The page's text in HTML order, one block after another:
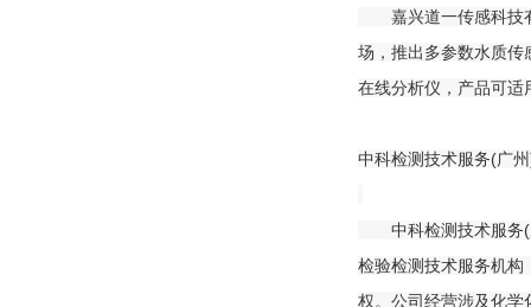
嘉兴道一传感科技有
场，推出多参数水质传
在线分析仪，产品可适
中科检测技术服务(广
中科检测技术服务(
检验检测技术服务机构
权。公司经营涉及化学